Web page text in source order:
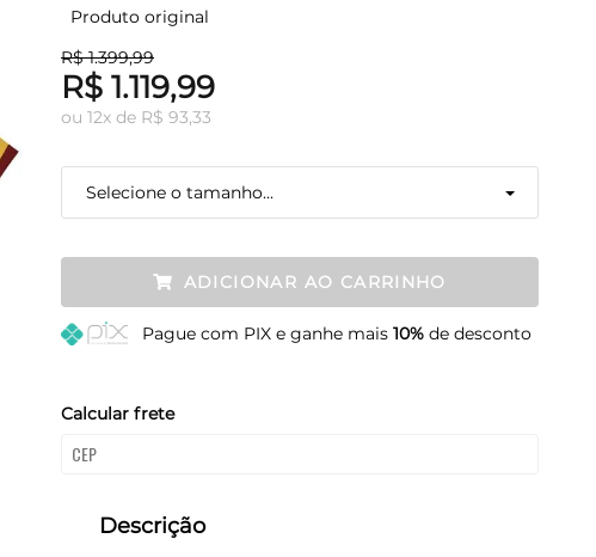
Produto original
R$ 1.399,99
R$ 1.119,99
ou 12x de R$ 93,33
Selecione o tamanho...
Resta 1 item
G Esgotado
ADICIONAR AO CARRINHO
Pague com PIX e ganhe mais 10%de desconto
Calcular frete
Descrição